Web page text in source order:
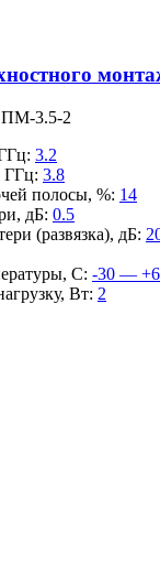
3.5-2
: 3.2
ГГц: 3.8
полосы, %: 14
дБ: 0.5
(развязка), дБ:
С: -30 —
Вт: 2